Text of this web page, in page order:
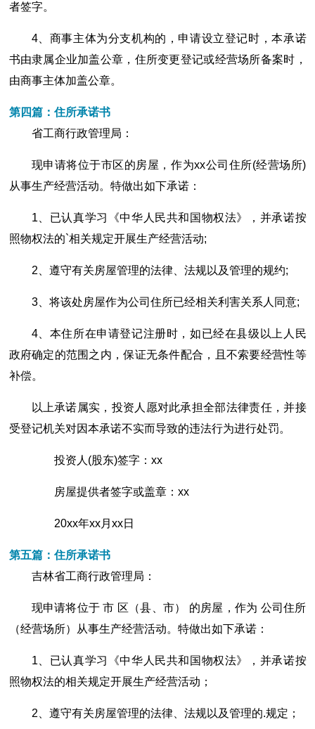
者签字。
4、商事主体为分支机构的，申请设立登记时，本承诺
书由隶属企业加盖公章，住所变更登记或经营场所备案时，
由商事主体加盖公章。
第四篇：住所承诺书
省工商行政管理局：
现申请将位于市区的房屋，作为xx公司住所(经营场所)
从事生产经营活动。特做出如下承诺：
1、已认真学习《中华人民共和国物权法》，并承诺按
照物权法的`相关规定开展生产经营活动;
2、遵守有关房屋管理的法律、法规以及管理的规约;
3、将该处房屋作为公司住所已经相关利害关系人同意;
4、本住所在申请登记注册时，如已经在县级以上人民
政府确定的范围之内，保证无条件配合，且不索要经营性等
补偿。
以上承诺属实，投资人愿对此承担全部法律责任，并接
受登记机关对因本承诺不实而导致的违法行为进行处罚。
投资人(股东)签字：xx
房屋提供者签字或盖章：xx
20xx年xx月xx日
第五篇：住所承诺书
吉林省工商行政管理局：
现申请将位于 市 区（县、市） 的房屋，作为 公司住所
（经营场所）从事生产经营活动。特做出如下承诺：
1、已认真学习《中华人民共和国物权法》，并承诺按
照物权法的相关规定开展生产经营活动；
2、遵守有关房屋管理的法律、法规以及管理的.规定；